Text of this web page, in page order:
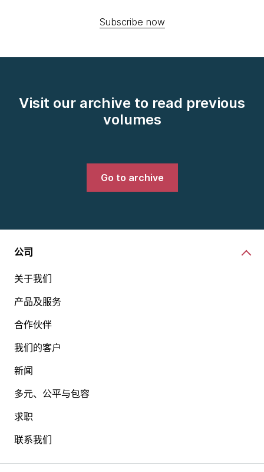
Subscribe now
Visit our archive to read previous
volumes
Go to archive
公司
关于我们
产品及服务
合作伙伴
我们的客户
新闻
多元、公平与包容
求职
联系我们